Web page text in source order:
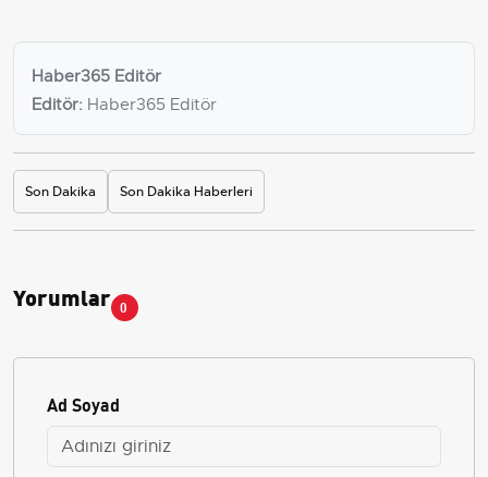
Haber365 Editör
Editör: Haber365 Editör
Son Dakika Son Dakika Haberleri
Yorumlar 0
Ad Soyad